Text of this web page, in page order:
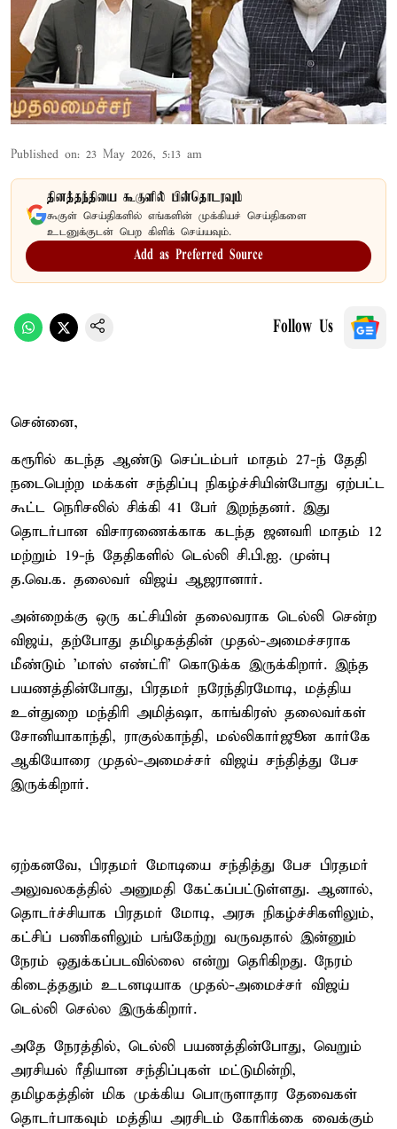
Published on: 23 May 2026, 5:13 am
தினத்தந்தியை கூகுளில் பின்தொடரவும்
கூகுள் செய்திகளில் எங்களின் முக்கியச் செய்திகளை
உடனுக்குடன் பெற கிளிக் செய்யவும்.
Add as Preferred Source
Follow Us
சென்னை,
கரூரில் கடந்த ஆண்டு செப்டம்பர் மாதம் 27-ந் தேதி
நடைபெற்ற மக்கள் சந்திப்பு நிகழ்ச்சியின்போது ஏற்பட்ட
கூட்ட நெரிசலில் சிக்கி 41 பேர் இறந்தனர். இது
தொடர்பான விசாரணைக்காக கடந்த ஜனவரி மாதம் 12
மற்றும் 19-ந் தேதிகளில் டெல்லி சி.பி.ஐ. முன்பு
த.வெ.க. தலைவர் விஜய் ஆஜரானார்.
அன்றைக்கு ஒரு கட்சியின் தலைவராக டெல்லி சென்ற
விஜய், தற்போது தமிழகத்தின் முதல்-அமைச்சராக
மீண்டும் 'மாஸ் எண்ட்ரி' கொடுக்க இருக்கிறார். இந்த
பயணத்தின்போது, பிரதமர் நரேந்திரமோடி, மத்திய
உள்துறை மந்திரி அமித்ஷா, காங்கிரஸ் தலைவர்கள்
சோனியாகாந்தி, ராகுல்காந்தி, மல்லிகார்ஜூன கார்கே
ஆகியோரை முதல்-அமைச்சர் விஜய் சந்தித்து பேச
இருக்கிறார்.
ஏற்கனவே, பிரதமர் மோடியை சந்தித்து பேச பிரதமர்
அலுவலகத்தில் அனுமதி கேட்கப்பட்டுள்ளது. ஆனால்,
தொடர்ச்சியாக பிரதமர் மோடி, அரசு நிகழ்ச்சிகளிலும்,
கட்சிப் பணிகளிலும் பங்கேற்று வருவதால் இன்னும்
நேரம் ஒதுக்கப்படவில்லை என்று தெரிகிறது. நேரம்
கிடைத்ததும் உடனடியாக முதல்-அமைச்சர் விஜய்
டெல்லி செல்ல இருக்கிறார்.
அதே நேரத்தில், டெல்லி பயணத்தின்போது, வெறும்
அரசியல் ரீதியான சந்திப்புகள் மட்டுமின்றி,
தமிழகத்தின் மிக முக்கிய பொருளாதார தேவைகள்
தொடர்பாகவும் மத்திய அரசிடம் கோரிக்கை வைக்கும்